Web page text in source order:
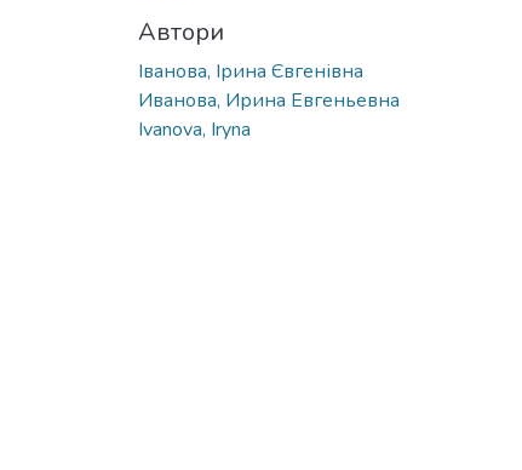
Автори
Іванова, Ірина Євгенівна
Иванова, Ирина Евгеньевна
Ivanova, Iryna